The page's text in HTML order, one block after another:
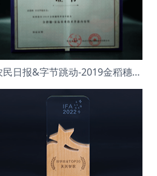
农民日报&字节跳动-2019金稻穗夏耕农业技术普惠内容奖